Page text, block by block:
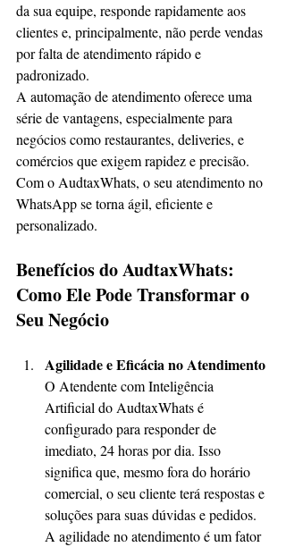
da sua equipe, responde rapidamente aos
clientes e, principalmente, não perde vendas
por falta de atendimento rápido e
padronizado.
A automação de atendimento oferece uma
série de vantagens, especialmente para
negócios como restaurantes, deliveries, e
comércios que exigem rapidez e precisão.
Com o AudtaxWhats, o seu atendimento no
WhatsApp se torna ágil, eficiente e
personalizado.
Benefícios do AudtaxWhats:
Como Ele Pode Transformar o
Seu Negócio
Agilidade e Eficácia no Atendimento
O Atendente com Inteligência
Artificial do AudtaxWhats é
configurado para responder de
imediato, 24 horas por dia. Isso
significa que, mesmo fora do horário
comercial, o seu cliente terá respostas e
soluções para suas dúvidas e pedidos.
A agilidade no atendimento é um fator